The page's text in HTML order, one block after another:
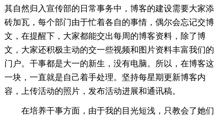
其自然归入宣传部的日常事务中，博客的建设需要大家添
砖加瓦，每个部门由于忙着各自的事情，偶尔会忘记交博
文，在提醒下，大家都能交出每周的博客资料，除了博
文，大家还积极主动的交一些视频和图片资料丰富我们的
门户。干事都是大一的新生，没有电脑。所以，在博客这
一块，一直就是自己着手处理。坚持每星期更新博客内
容，上传活动的照片，发布活动进展和通讯稿。
在培养干事方面，由于我的目光短浅，只教会了她们